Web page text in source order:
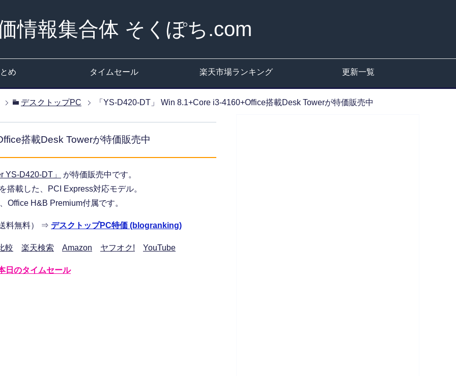
情報集合体 そくぽち.com
め タイムセール 楽天市場ランキング 更新一覧
デスクトップPC 「YS-D420-DT」 Win 8.1+Core i3-4160+Office搭載Desk Towerが特価販売中
搭載Desk Towerが特価販売中
YS-D420-DT」
が特価販売中です。
搭載した、PCI Express対応モデル。
Office H&B Premium付属です。
料無料） ⇒ デスクトップPC特価 (blogranking)
較 楽天検索 Amazon ヤフオク! YouTube
日のタイムセール